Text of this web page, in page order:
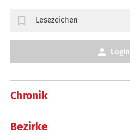
Chronik
Bezirke
Lesezeichen
Login